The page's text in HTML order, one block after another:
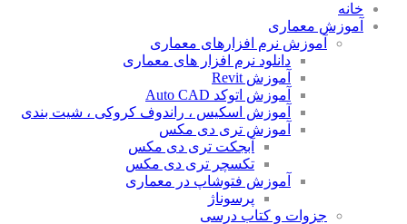
خانه
آموزش معماری
آموزش نرم افزارهای معماری
دانلود نرم افزار های معماری
آموزش Revit
آموزش اتوکد Auto CAD
آموزش اسکیس ، راندوف کروکی ، شیت بندی
آموزش تری دی مکس
آبجکت تری دی مکس
تکسچر تری دی مکس
آموزش فتوشاپ در معماری
پرسوناژ
جزوات و کتاب درسی